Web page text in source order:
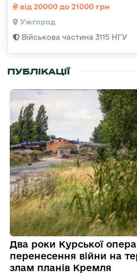
від 20000 до 21000 грн
Ужгород
Військова частина 3115 НГУ
ПУБЛІКАЦІЇ
Два роки Курської
перенесення війни на
злам планів Кремля